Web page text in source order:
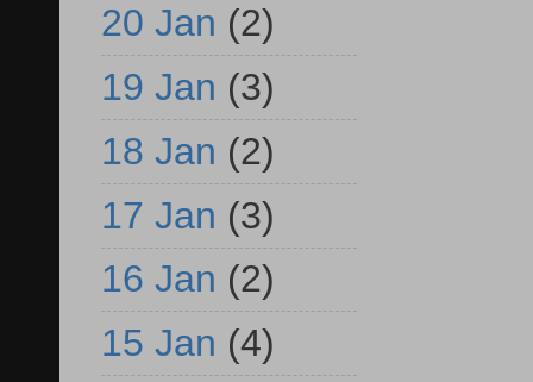
20 Jan (2)
19 Jan (3)
18 Jan (2)
17 Jan (3)
16 Jan (2)
15 Jan (4)